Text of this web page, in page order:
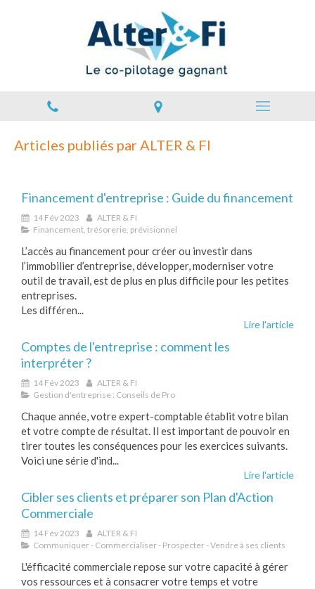
Articles publiés par ALTER & FI
Financement d'entreprise : Guide du financement
14 Fév 2023
ALTER & FI
Financement, trésorerie, prévisionnel
L’accès au financement pour créer ou investir dans
l’immobilier d’entreprise, développer, moderniser votre
outil de travail, est de plus en plus difficile pour les petites
entreprises.
Les différen...
Lire l'article
Comptes de l'entreprise : comment les
interpréter ?
14 Fév 2023
ALTER & FI
Gestion d'entreprise : Conseils de Pro
Chaque année, votre expert-comptable établit votre bilan
et votre compte de résultat. Il est important de pouvoir en
tirer toutes les conséquences pour les exercices suivants.
Voici une série d'ind...
Lire l'article
Cibler ses clients et préparer son Plan d'Action
Commerciale
14 Fév 2023
ALTER & FI
Communiquer - Commercialiser - Prospecter - Vendre à ses clients
L'éfficacité commerciale repose sur votre capacité à gérer
vos ressources et à consacrer votre temps et votre